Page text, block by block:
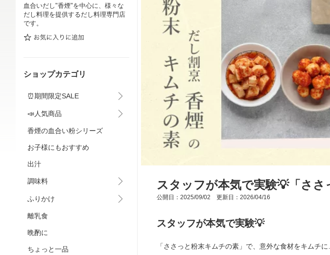
血合いだし"香煙"を中心に、様々な
だし料理を提供するだし料理専門店
です。
ショップカテゴリ
⏰期間限定SALE
📣人気商品
香煙の血合い粉シリーズ
お子様にもおすすめ
出汁
調味料
ふりかけ
離乳食
晩酌に
ちょっと一品
スタッフが本気で実験💡「さ
公開日：2025/09/02 更新日：2026/04/16
スタッフが本気で実験💡
「ささっと粉末キムチの素」で、意外な食材をキムチ